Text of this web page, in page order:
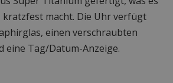
macht. Die Uhr verfügt
einen verschraubten
eine Tag/Datum-Anzeige.